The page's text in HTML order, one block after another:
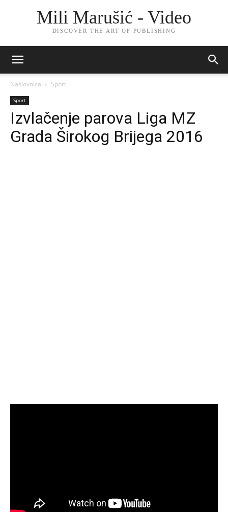
Mili Marušić - Video
DISCOVER THE ART OF PUBLISHING
Naslovnica Sport
Sport
Izvlačenje parova Liga MZ
Grada Širokog Brijega 2016